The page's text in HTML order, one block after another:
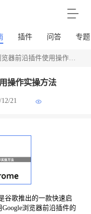
插件 问答 专题
前沿插件使用操作实操方法
操作实操方法
21
谷歌推出的一款快速启
浏览器前沿插件的